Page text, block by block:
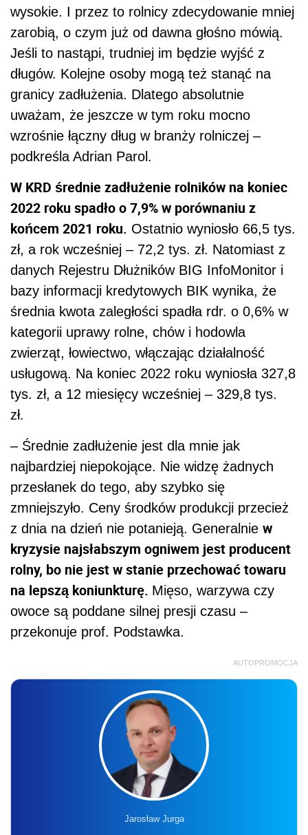
wysokie. I przez to rolnicy zdecydowanie mniej
zarobią, o czym już od dawna głośno mówią.
Jeśli to nastąpi, trudniej im będzie wyjść z
długów. Kolejne osoby mogą też stanąć na
granicy zadłużenia. Dlatego absolutnie
uważam, że jeszcze w tym roku mocno
wzrośnie łączny dług w branży rolniczej –
podkreśla Adrian Parol.
W KRD średnie zadłużenie rolników na koniec
2022 roku spadło o 7,9% w porównaniu z
końcem 2021 roku. Ostatnio wyniosło 66,5 tys.
zł, a rok wcześniej – 72,2 tys. zł. Natomiast z
danych Rejestru Dłużników BIG InfoMonitor i
bazy informacji kredytowych BIK wynika, że
średnia kwota zaległości spadła rdr. o 0,6% w
kategorii uprawy rolne, chów i hodowla
zwierząt, łowiectwo, włączając działalność
usługową. Na koniec 2022 roku wyniosła 327,8
tys. zł, a 12 miesięcy wcześniej – 329,8 tys.
zł.
– Średnie zadłużenie jest dla mnie jak
najbardziej niepokojące. Nie widzę żadnych
przesłanek do tego, aby szybko się
zmniejszyło. Ceny środków produkcji przecież
z dnia na dzień nie potanieją. Generalnie w
kryzysie najsłabszym ogniwem jest producent
rolny, bo nie jest w stanie przechować towaru
na lepszą koniunkturę. Mięso, warzywa czy
owoce są poddane silnej presji czasu –
przekonuje prof. Podstawka.
AUTOPROMOCJA
Jarosław Jurga